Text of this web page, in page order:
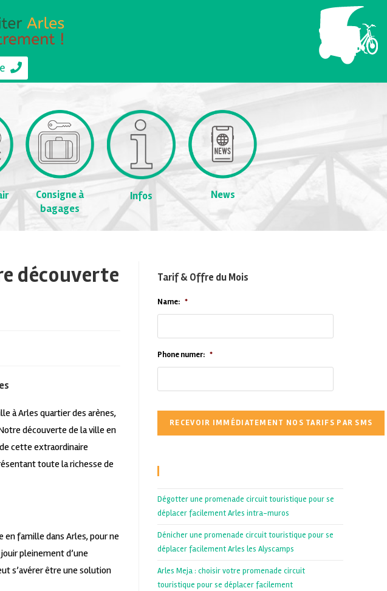
Consigne à
bagages
Infos News
découverte
à Arles quartier des arènes,
découverte de la ville en
cette extraordinaire
toute la richesse de
en famille dans Arles, pour ne
pleinement d’une
s’avérer être une solution
Tarif & Offre du Mois
Name: *
Phone numer: *
Dégotter une promenade circuit touristique pour se
déplacer facilement Arles intra-muros
Dénicher une promenade circuit touristique pour se
déplacer facilement Arles les Alyscamps
Arles Meja : choisir votre promenade circuit
touristique pour se déplacer facilement